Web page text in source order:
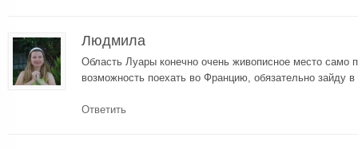
Людмила
Область Луары конечно очень живописное место само
возможность поехать во Францию, обязательно зайду в
Ответить